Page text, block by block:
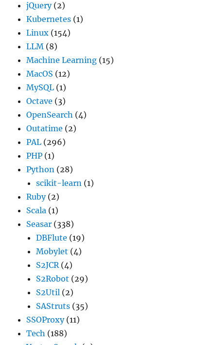
jQuery(2)
Kubernetes (1)
Linux (154)
LLM (8)
Machine Learning (15)
MacOS (12)
MySQL (1)
Octave (3)
OpenSearch (4)
Outatime (2)
PAL (296)
PHP (1)
Python (28)
scikit-learn (1)
Ruby(2)
Scala (1)
Seasar (338)
DBFlute (19)
Mobylet (4)
S2JCR(4)
S2Robot (29)
S2Util (2)
SAStruts (35)
SSOProxy(11)
Tech (188)